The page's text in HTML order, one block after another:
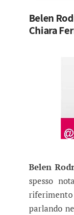
Belen
Chiara
Belen
spesso
parlando